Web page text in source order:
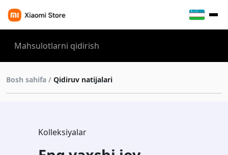
Bosh sahifa / Qidiruv natijalari
Kolleksiyalar